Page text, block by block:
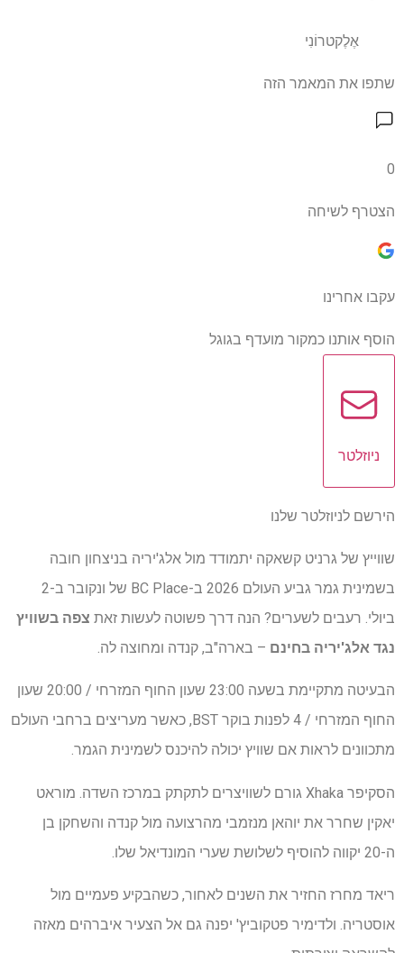
אֶלֶקטרוֹנִי
שתפו את המאמר הזה
0
הצטרף לשיחה
עקבו אחרינו
הוסף אותנו כמקור מועדף בגוגל
ניוזלטר
הירשם לניוזלטר שלנו
שווייץ של גרניט קשאקה יתמודד מול אלג'יריה בניצחון חובה
בשמינית גמר גביע העולם 2026 ב-BC Place של ונקובר ב-2
ביולי. רעבים לשערים? הנה דרך פשוטה לעשות זאת צפה בשוויץ
נגד אלג'יריה בחינם – בארה"ב, קנדה ומחוצה לה.
הבעיטה מתקיימת בשעה 23:00 שעון החוף המזרחי / 20:00 שעון
החוף המזרחי / 4 לפנות בוקר BST, כאשר מעריצים ברחבי העולם
מתכוונים לראות אם שוויץ יכולה להיכנס לשמינית הגמר.
הסקיפר Xhaka גורם לשוויצרים לתקתק במרכז השדה. מוראט
יאקין שחרר את יוהאן מנזמבי מהרצועה מול קנדה והשחקן בן
ה-20 יקווה להוסיף לשלושת שערי המונדיאל שלו.
ריאד מחרז החזיר את השנים לאחור, כשהבקיע פעמיים מול
אוסטריה. ולדימיר פטקוביץ' יפנה גם אל הצעיר איברהים מאזה